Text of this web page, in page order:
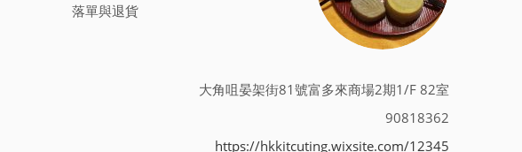
大角咀晏架街81號富多來商場2期1/F 82室
90818362
https://hkkitcuting.wixsite.com/12345
落單與退貨